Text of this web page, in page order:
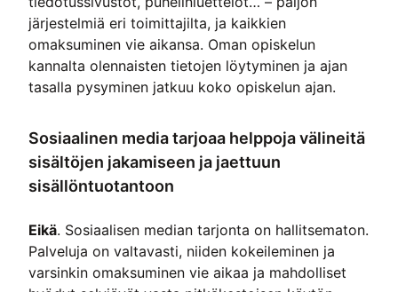
järjestelmiä eri toimittajilta, ja kaikkien
omaksuminen vie aikansa. Oman opiskelun
kannalta olennaisten tietojen löytyminen ja ajan
tasalla pysyminen jatkuu koko opiskelun ajan.
Sosiaalinen media tarjoaa helppoja välineitä
sisältöjen jakamiseen ja jaettuun
sisällöntuotantoon
Eikä. Sosiaalisen median tarjonta on hallitsematon.
Palveluja on valtavasti, niiden kokeileminen ja
varsinkin omaksuminen vie aikaa ja mahdolliset